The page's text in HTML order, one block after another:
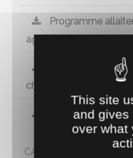
Programme
agneaux
Programme
chevrettes
Fiche technique
CARACTÉRISTIQUES
This site
and gives
over what